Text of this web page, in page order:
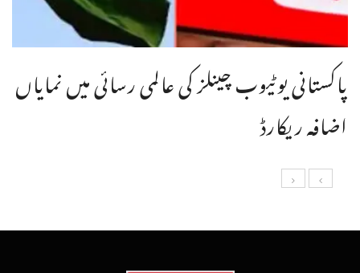
پاکستانی یوٹیوب چینلز کی عالمی رسائی میں نمایاں
اضافہ ریکارڈ